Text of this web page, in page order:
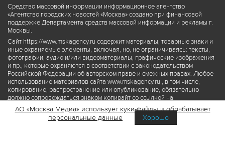
Средство массовой информации информационное агентство
«Агентство городских новостей «Москва» создано при финансовой
поддержке Департамента средств массовой информации и рекламы г.
Москвы.
Сайт https://www.mskagency.ru содержит материалы, товарные знаки и
иные охраняемые элементы, включая, но, не ограничиваясь: тексты,
фотографии, аудио и/или видеоматериалы, графические изображения
и пр., которые охраняются в соответствии с законодательством
Российской Федерации об авторском праве и смежных правах. Любое
использование материалов сайта www.mskagency.ru , в том числе,
копирование, распространение или опубликование, обязательно
должно сопровождаться знаком копирайт со ссылкой на
правообладателя © АО «Москва Медиа», а также гиперссылкой на сайт
www.mskagency.ru как на первоисточник информации. Переработка
материалов сайта www.mskagency.ru не допускается.
АО «Москва Медиа» использует куки-файлы и обрабатывает
персональные данные
Хорошо